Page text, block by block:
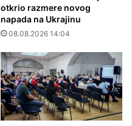
otkrio razmere novog
napada na Ukrajinu
08.08.2026 14:04